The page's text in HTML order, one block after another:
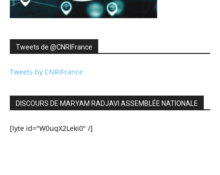
Tweets de ‎@CNRIFrance
Tweets by CNRIFrance
DISCOURS DE MARYAM RADJAVI ASSEMBLÉE NATIONALE
[lyte id="W0uqX2Leki0" /]